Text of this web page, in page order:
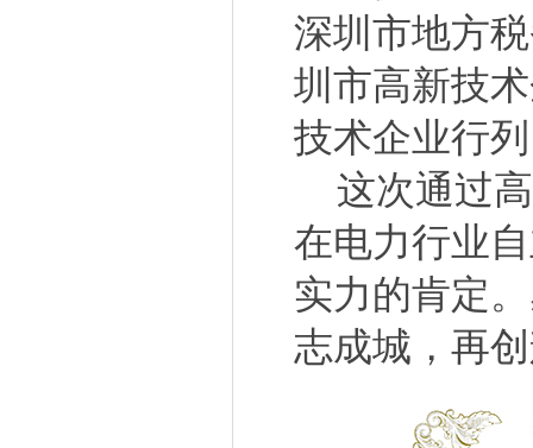
深圳市地方
圳市高新技
技术企业行
这次通过高
在电力行业
实力的肯定
志成城，再